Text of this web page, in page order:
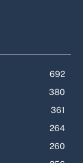
692
380
361
264
260